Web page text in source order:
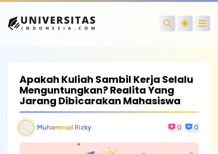
Search
Apakah Kuliah Sambil Kerja Selalu
Menguntungkan? Realita Yang
Jarang Dibicarakan Mahasiswa
Muhammad Rizky 0 0